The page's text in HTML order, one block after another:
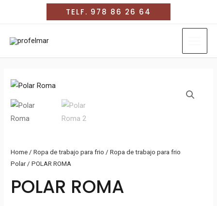
TELF. 978 86 26 64
MAIN
Home /Ropa de trabajo para frio /Ropa de trabajo para frio
Polar/ POLAR ROMA
POLAR ROMA